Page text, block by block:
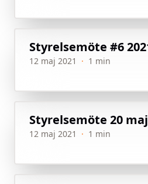
Styrelsemöte #6
12 maj 2021 · 1 min
Styrelsemöte 20 maj
12 maj 2021 · 1 min